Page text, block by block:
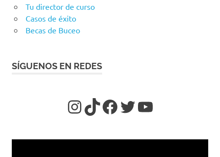
Tu director de curso
Casos de éxito
Becas de Buceo
SÍGUENOS EN REDES
https://
TikTok
https://
Twitter
YouTube